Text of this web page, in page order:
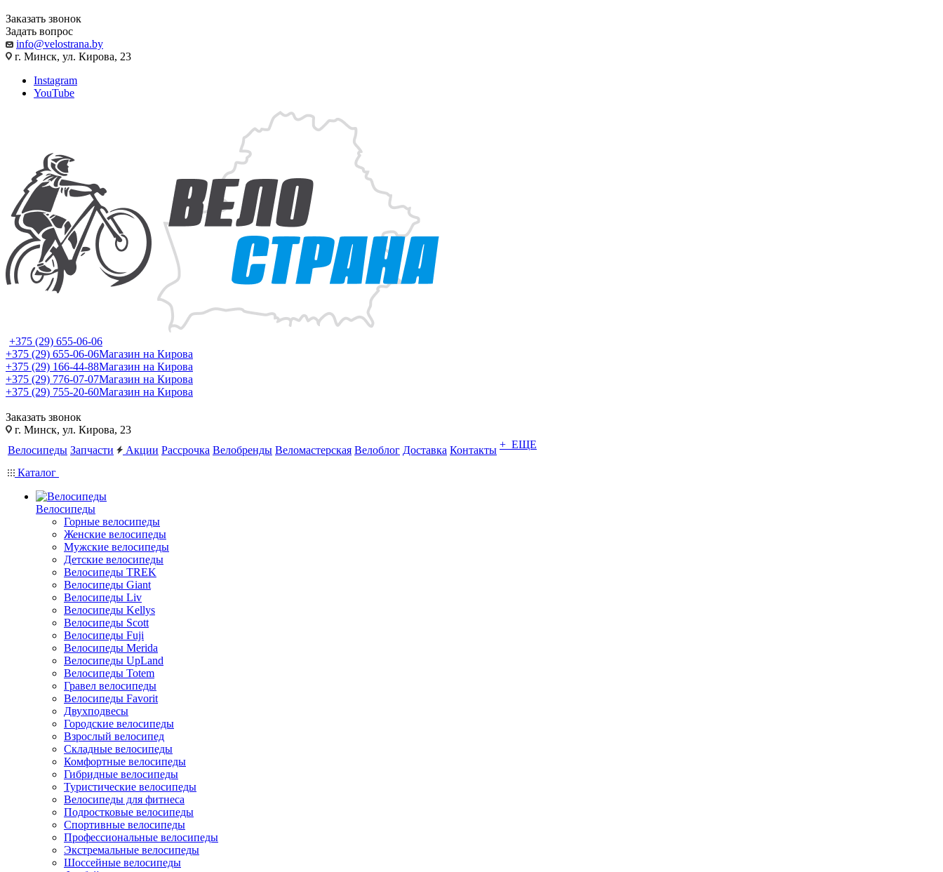
Заказать звонок
Задать вопрос
info@velostrana.by
г. Минск, ул. Кирова, 23
Instagram
YouTube
+375 (29) 655-06-06
+375 (29) 655-06-06Магазин на Кирова
+375 (29) 166-44-88Магазин на Кирова
+375 (29) 776-07-07Магазин на Кирова
+375 (29) 755-20-60Магазин на Кирова
Заказать звонок
г. Минск, ул. Кирова, 23
Велосипеды Запчасти Акции Рассрочка Велобренды Веломастерская Велоблог Доставка Контакты + ЕЩЕ
Каталог
Велосипеды
Горные велосипеды
Женские велосипеды
Мужские велосипеды
Детские велосипеды
Велосипеды TREK
Велосипеды Giant
Велосипеды Liv
Велосипеды Kellys
Велосипеды Scott
Велосипеды Fuji
Велосипеды Merida
Велосипеды UpLand
Велосипеды Totem
Гравел велосипеды
Велосипеды Favorit
Двухподвесы
Городские велосипеды
Взрослый велосипед
Складные велосипеды
Комфортные велосипеды
Гибридные велосипеды
Туристические велосипеды
Велосипеды для фитнеса
Подростковые велосипеды
Спортивные велосипеды
Профессиональные велосипеды
Экстремальные велосипеды
Шоссейные велосипеды